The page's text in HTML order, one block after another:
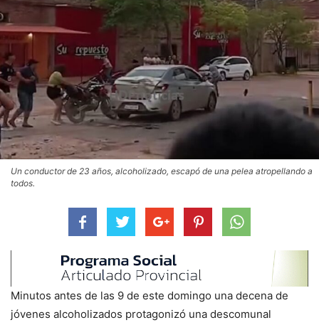
Un conductor de 23 años, alcoholizado, escapó de una pelea atropellando a
todos.
Minutos antes de las 9 de este domingo una decena de
jóvenes alcoholizados protagonizó una descomunal